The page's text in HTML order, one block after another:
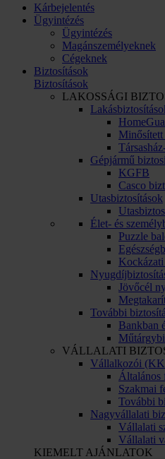
Kárbejelentés
Ügyintézés
Ügyintézés
Magánszemélyeknek
Cégeknek
Biztosítások
Biztosítások
LAKOSSÁGI
Minősített
Gépjármű
KGFB
Casco
Utasbiztosítások
Élet- és
Puzzle
Jövőcél
További
Bankban
VÁLLALATI
Vállalkozói
Általános
Szakmai
További
Nagyvállalati
Vállalati
Vállalati
KIEMELT AJÁNLATOK